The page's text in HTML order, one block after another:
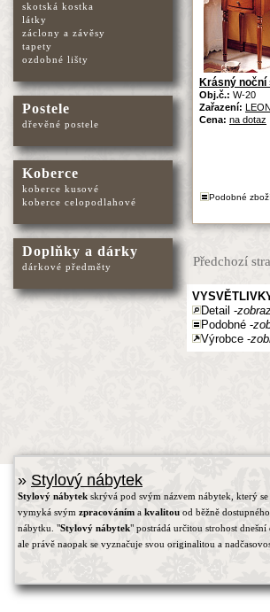
Krásný noční
Obj.č.: W-20
Zařazení:
Cena: na dotaz
Podobné zboží
Předchozí
Detail -
Podobné -
Výrobce -
skotská kostka
látky
záclony a závěsy
tapety
ozdobné lišty
Postele
dřevěné postele
Koberce
koberce kusové
koberce celopodlahové
Doplňky a dárky
dárkové předměty
» Stylový nábytek
Stylový nábytek skrývá pod svým názvem nábytek, který se
vymyká svým zpracováním a kvalitou od běžně dostupného
nábytku. "Stylový nábytek" postrádá určitou strohost dnešní
ale právě naopak se vyznačuje svou originalitou a